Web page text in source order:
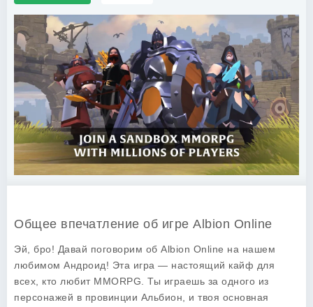
Общее впечатление об игре Albion Online
Эй, бро! Давай поговорим об Albion Online на нашем
любимом Андроид! Эта игра — настоящий кайф для
всех, кто любит MMORPG. Ты играешь за одного из
персонажей в провинции Альбион, и твоя основная